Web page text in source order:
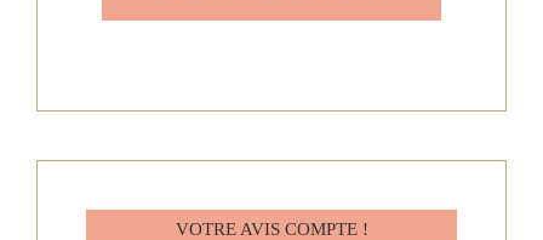
VOTRE AVIS COMPTE !